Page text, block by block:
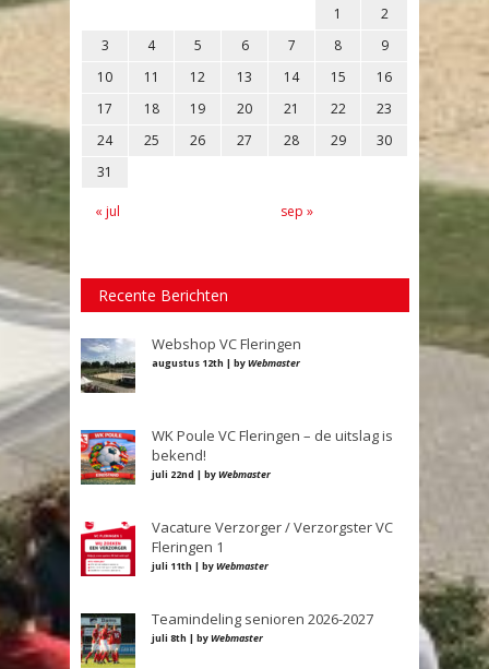
1
2
3
4 5 6 7 8
9
10
11 12 13 14 15
16
17
18 19 20 21 22
23
24
25 26 27 28 29
30
31
« jul sep »
Recente Berichten
Webshop VC Fleringen
augustus 12th | byWebmaster
WK Poule VC Fleringen – de uitslag is
bekend!
juli 22nd | byWebmaster
Vacature Verzorger / Verzorgster VC
Fleringen 1
juli 11th | byWebmaster
Teamindeling senioren 2026-2027
juli 8th | byWebmaster